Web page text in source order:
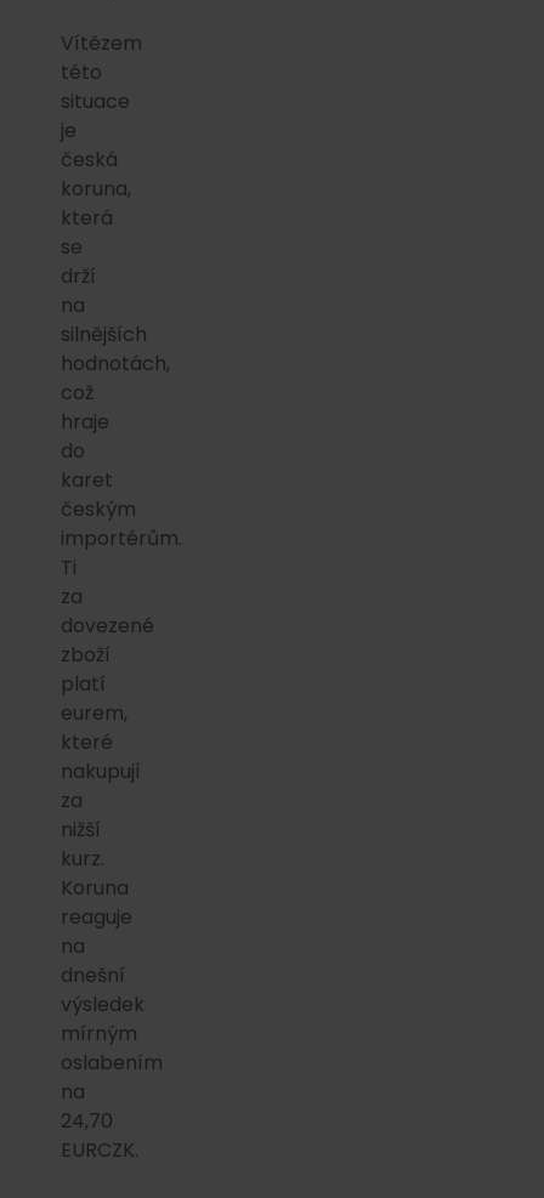
Vítězem
této
situace
je
česká
koruna,
která
se
drží
na
silnějších
hodnotách,
což
hraje
do
karet
českým
importérům.
Ti
za
dovezené
zboží
platí
eurem,
které
nakupují
za
nižší
kurz.
Koruna
reaguje
na
dnešní
výsledek
mírným
oslabením
na
24,70
EURCZK.